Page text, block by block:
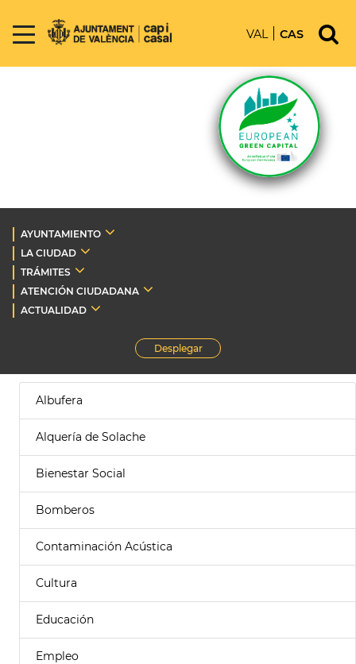
VAL CAS
AYUNTAMIENTO
LA CIUDAD
TRÁMITES
ATENCIÓN CIUDADANA
ACTUALIDAD
Desplegar
Albufera
Alquería de Solache
Bienestar Social
Bomberos
Contaminación Acústica
Cultura
Educación
Empleo